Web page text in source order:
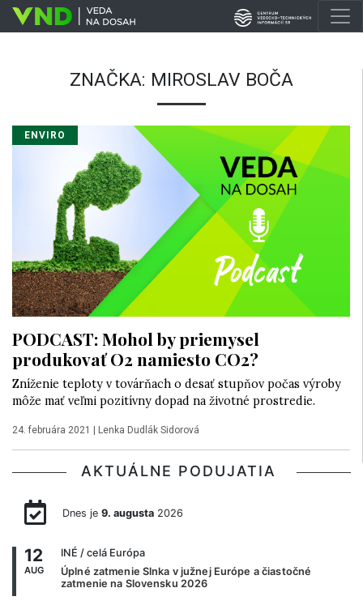
ZNAČKA: MIROSLAV BOČA
ENVIRO
PODCAST: Mohol by priemysel
produkovať O2 namiesto CO2?
Zníženie teploty v továrňach o desať stupňov počas výroby
môže mať veľmi pozitívny dopad na životné prostredie.
24. februára 2021 Lenka Dudlák Sidorová
AKTUÁLNE PODUJATIA
Dnes je 9. augusta2026
12
AUG
INÉ / celá Európa
Úplné zatmenie Slnka v južnej Európe a čiastočné
zatmenie na Slovensku 2026